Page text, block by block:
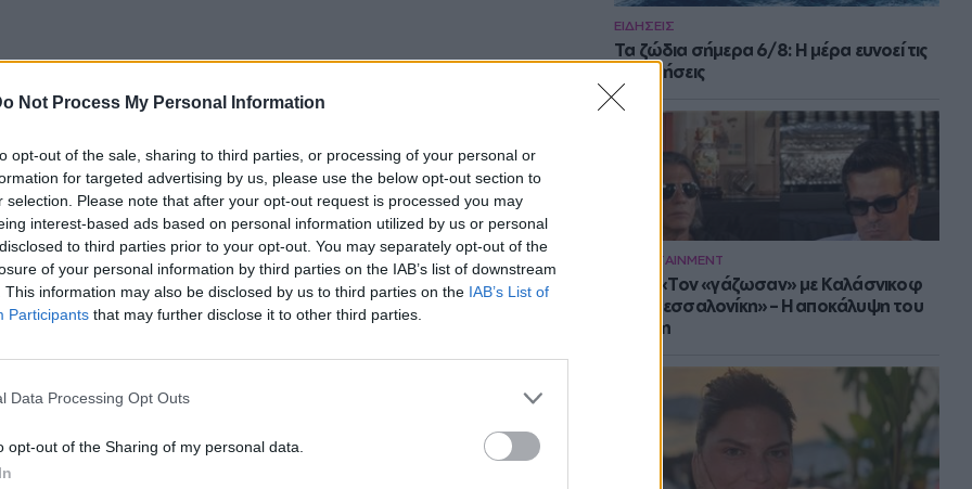
Not Process My Personal Information
opt-out of the sale, sharing to third parties, or processing of your personal or
for targeted advertising by us, please use the below opt-out section to
selection. Please note that after your opt-out request is processed you may
interest-based ads based on personal information utilized by us or personal
to third parties prior to your opt-out. You may separately opt-out of the
of your personal information by third parties on the IAB’s list of downstream
This information may also be disclosed by us to third parties on the IAB’s List of
Participants that may further disclose it to other third parties.
Data Processing Opt Outs
opt-out of the Sharing of my personal data.
ΕΙΔΗΣΕΙΣ
Τα ζώδια σήμερα 6/8: Η μέρα ευνοεί τις
συζητήσεις
ENTERTAINMENT
Νίνο: «Τον «γάζωσαν» με Καλάσνικοφ
στη Θεσσαλονίκη» – Η αποκάλυψη του
Ψινάκη
Google Newsκαι μάθετε πρώτοιτα πιο hot